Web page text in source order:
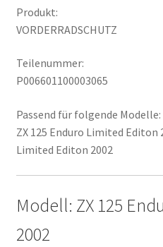
Produkt:
VORDERRADSCHUTZ
Teilenummer:
P006601100003065
Passend für folgende Modelle:
ZX 125 Enduro Limited Editon
Limited Editon 2002
Modell: ZX 125
2002